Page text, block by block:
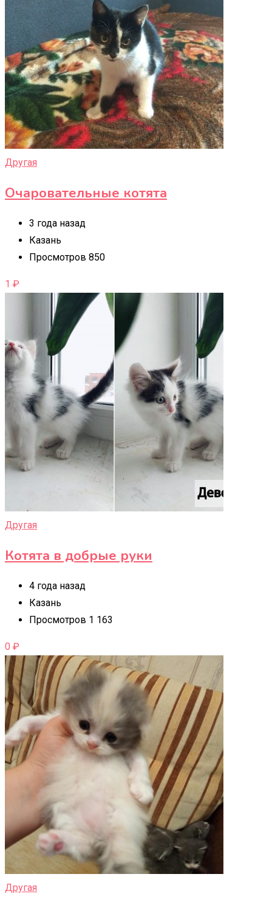
Другая
Очаровательные котята
3 года назад
Казань
Просмотров 850
1 ₽
Другая
Котята в добрые руки
4 года назад
Казань
Просмотров 1 163
0 ₽
Другая